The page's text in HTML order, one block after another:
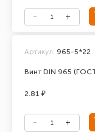
Винт DIN 965
Артикул: 965-5*22
2.81 ₽